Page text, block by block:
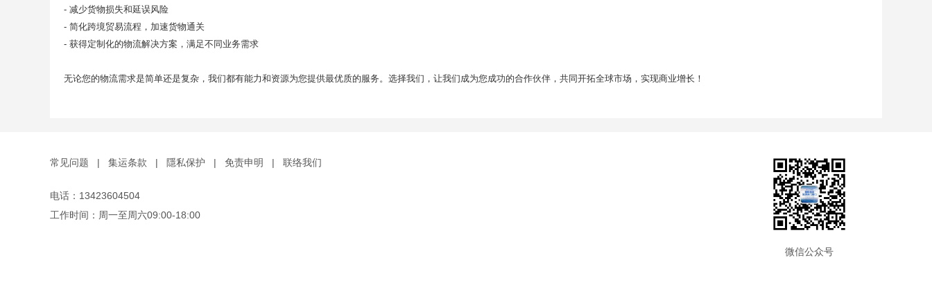
- 减少货物损失和延误风险
- 简化跨境贸易流程，加速货物通关
- 获得定制化的物流解决方案，满足不同业务需求
无论您的物流需求是简单还是复杂，我们都有能力和资源为您提供最优质的服务。选择我们，让我们成为您成功的合作伙伴，共同开拓全球市场，实现商业增长！
常见问题 | 集运条款 | 隱私保护 | 免责申明 | 联络我们
电话：13423604504
工作时间：周一至周六09:00-18:00
微信公众号